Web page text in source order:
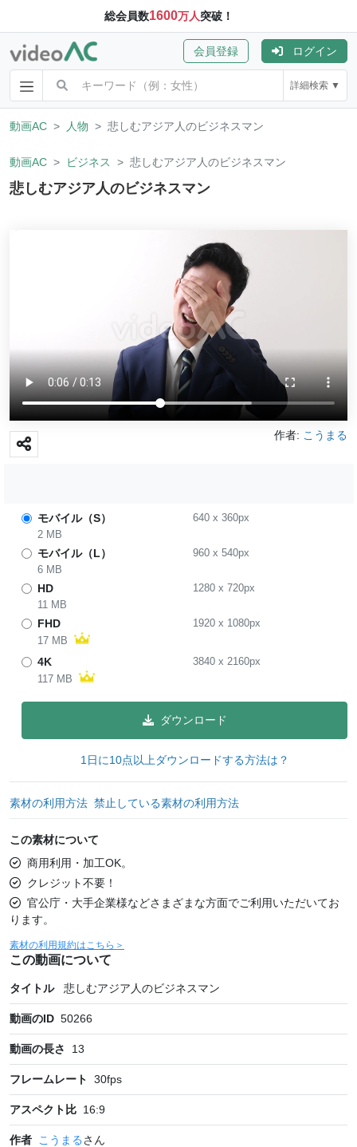
総会員数1600万人突破！
会員登録 ログイン
詳細検索 ▼
動画AC 人物 悲しむアジア人のビジネスマン
動画AC ビジネス 悲しむアジア人のビジネスマン
悲しむアジア人のビジネスマン
作者: こうまる
モバイル（S） 640x 360px
2 MB
モバイル（L） 960x 540px
6 MB
HD 1280x 720px
11 MB
FHD 1920x 1080px
17 MB
4K 3840x 2160px
117 MB
ダウンロード
1日に10点以上ダウンロードする方法は？
素材の利用方法 禁止している素材の利用方法
この素材について
商用利用・加工OK。
クレジット不要！
官公庁・大手企業様などさまざまな方面でご利用いただいてお
ります。
素材の利用規約はこちら＞
この動画について
タイトル 悲しむアジア人のビジネスマン
動画のID 50266
動画の長さ 13
フレームレート 30fps
アスペクト比 16:9
作者 こうまるさん